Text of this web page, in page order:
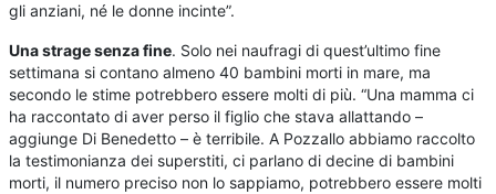
gli anziani, né le donne incinte”.
Una strage senza fine. Solo nei naufragi di quest’ultimo fine
settimana si contano almeno 40 bambini morti in mare, ma
secondo le stime potrebbero essere molti di più. “Una mamma ci
ha raccontato di aver perso il figlio che stava allattando –
aggiunge Di Benedetto – è terribile. A Pozzallo abbiamo raccolto
la testimonianza dei superstiti, ci parlano di decine di bambini
morti, il numero preciso non lo sappiamo, potrebbero essere molti